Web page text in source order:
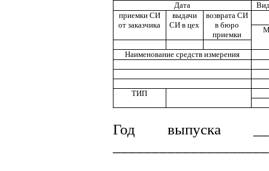
Дата
приемки СИ
от заказчика
выдачи
СИ в цех
возврата СИ
в бюро
приемки
Наименование средств измерения
ТИП
Год выпуска